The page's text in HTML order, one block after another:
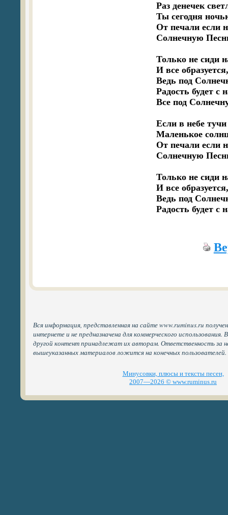
Раз денечек
Ты сегодня
От печали если
Солнечную
Только не сиди
И все
Ведь под
Радость будет с
Все под
Если в небе
Маленькое
От печали если
Солнечную
Только не сиди
И все
Ведь под
Радость будет с
Вся информация, представленная на сайте www.ruminus.ru
интернете и не предназначена для коммерческого
другой контент принадлежат их авторам. Ответственность за
вышеуказанных материалов ложится на конечных пользователей.
Минусовки, плюсы и тексты песен,
2007—2026 © www.ruminus.ru